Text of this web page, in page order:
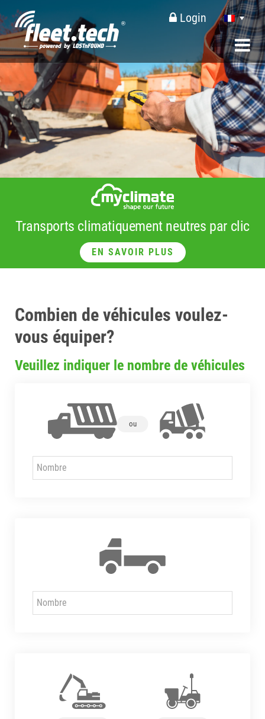
Login
Transports climatiquement neutres par clic
EN SAVOIR PLUS
Combien de véhicules voulez-
vous équiper?
Veuillez indiquer le nombre de véhicules
ou